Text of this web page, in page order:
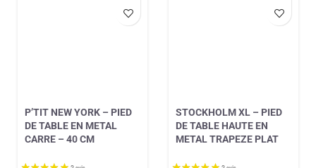
7 avis
P’TIT NEW YORK – PIED
DE TABLE EN METAL
CARRE – 40 CM
STOCKHOLM XL – PIED
DE TABLE HAUTE EN
METAL TRAPEZE PLAT